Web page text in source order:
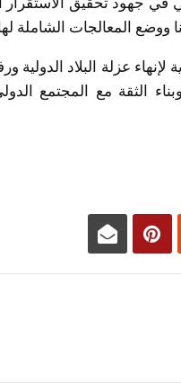
ووضع المعالجات الشاملة
لإنهاء عزلة البلاد
الثقة مع المجتمع